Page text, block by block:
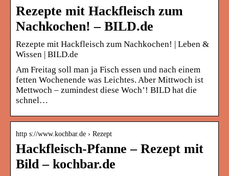
Rezepte mit Hackfleisch zum
Nachkochen! – BILD.de
Rezepte mit Hackfleisch zum Nachkochen! | Leben &
Wissen | BILD.de
Am Freitag soll man ja Fisch essen und nach einem
fetten Wochenende was Leichtes. Aber Mittwoch ist
Mettwoch – zumindest diese Woch’! BILD hat die
schnel…
http s://www.kochbar.de › Rezept
Hackfleisch-Pfanne – Rezept mit
Bild – kochbar.de